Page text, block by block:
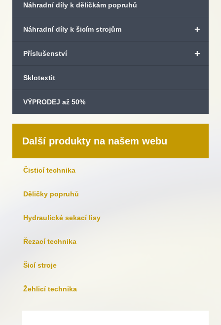
Náhradní díly k děličkám popruhů
+
Náhradní díly k šicím strojům
+
Příslušenství
Sklotextit
VÝPRODEJ až 50%
Další produkty na našem webu
Čisticí technika
Děličky popruhů
Hydraulické sekací lisy
Řezací technika
Šicí stroje
Žehlicí technika